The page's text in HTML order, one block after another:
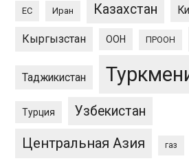
ЕС Иран Казахстан
Кыргызстан ООН ПРООН
Таджикистан
Турция Узбекистан
Центральная Азия газ